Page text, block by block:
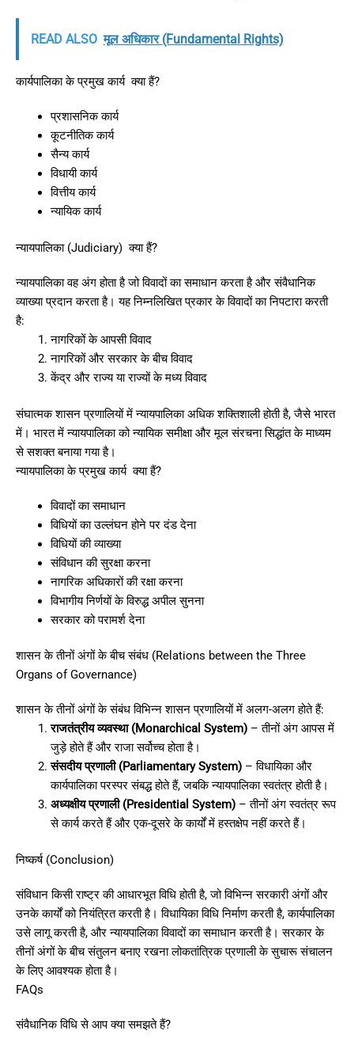
READ ALSO मूल अधिकार (Fundamental Rights)
कार्यपालिका के प्रमुख कार्य क्या हैं?
प्रशासनिक कार्य
कूटनीतिक कार्य
सैन्य कार्य
विधायी कार्य
वित्तीय कार्य
न्यायिक कार्य
न्यायपालिका (Judiciary) क्या हैं?
न्यायपालिका वह अंग होता है जो विवादों का समाधान करता है और संवैधानिक
व्याख्या प्रदान करता है। यह निम्नलिखित प्रकार के विवादों का निपटारा करती
है:
नागरिकों के आपसी विवाद
नागरिकों और सरकार के बीच विवाद
केंद्र और राज्य या राज्यों के मध्य विवाद
संघात्मक शासन प्रणालियों में न्यायपालिका अधिक शक्तिशाली होती है, जैसे भारत
में। भारत में न्यायपालिका को न्यायिक समीक्षा और मूल संरचना सिद्धांत के माध्यम
से सशक्त बनाया गया है।
न्यायपालिका के प्रमुख कार्य क्या हैं?
विवादों का समाधान
विधियों का उल्लंघन होने पर दंड देना
विधियों की व्याख्या
संविधान की सुरक्षा करना
नागरिक अधिकारों की रक्षा करना
विभागीय निर्णयों के विरुद्ध अपील सुनना
सरकार को परामर्श देना
शासन के तीनों अंगों के बीच संबंध (Relations between the Three
Organs of Governance)
शासन के तीनों अंगों के संबंध विभिन्न शासन प्रणालियों में अलग-अलग होते हैं:
राजतंत्रीय व्यवस्था (Monarchical System)– तीनों अंग आपस में
जुड़े होते हैं और राजा सर्वोच्च होता है।
संसदीय प्रणाली (Parliamentary System)– विधायिका और
कार्यपालिका परस्पर संबद्ध होते हैं, जबकि न्यायपालिका स्वतंत्र होती है।
अध्यक्षीय प्रणाली (Presidential System)– तीनों अंग स्वतंत्र रूप
से कार्य करते हैं और एक-दूसरे के कार्यों में हस्तक्षेप नहीं करते हैं।
निष्कर्ष (Conclusion)
संविधान किसी राष्ट्र की आधारभूत विधि होती है, जो विभिन्न सरकारी अंगों और
उनके कार्यों को नियंत्रित करती है। विधायिका विधि निर्माण करती है, कार्यपालिका
उसे लागू करती है, और न्यायपालिका विवादों का समाधान करती है। सरकार के
तीनों अंगों के बीच संतुलन बनाए रखना लोकतांत्रिक प्रणाली के सुचारू संचालन
के लिए आवश्यक होता है।
FAQs
संवैधानिक विधि से आप क्या समझते हैं?